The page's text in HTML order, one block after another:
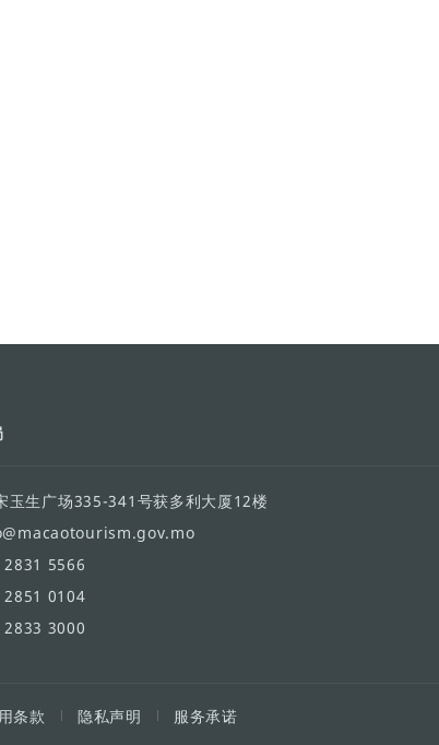
玉生广场335-341号获多利大厦12楼
2831 5566
2851 0104
2833 3000
条款 隐私声明 服务承诺